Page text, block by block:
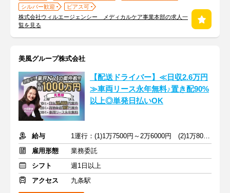
シルバー歓迎
ピアス可
株式会社ウィルエージェンシー メディカルケア事業本部の求人一
覧を見る
美風グループ株式会社
【配送ドライバー】≪日収2.6万円
≫車両リース永年無料♪置き配90%
以上◎単発日払いOK
給与
1運行：(1)1万7500円～2万6000円 (2)1万8000円～2万6000円
雇用形態
業務委託
シフト
週1日以上
アクセス
九条駅